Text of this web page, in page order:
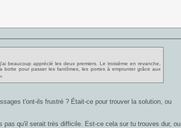
beaucoup apprécié les deux premiers. Le troisième en revanche,
pour passer les fantômes, les portes à emprunter grâce aux
t'ont-ils frustré ? Était-ce pour trouver la solution, ou
pas qu'il serait très difficile. Est-ce cela sur tu trouves dur, ou